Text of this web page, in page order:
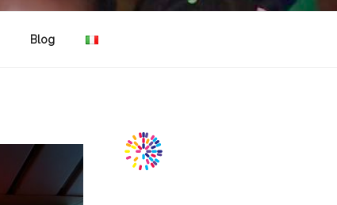
Blog